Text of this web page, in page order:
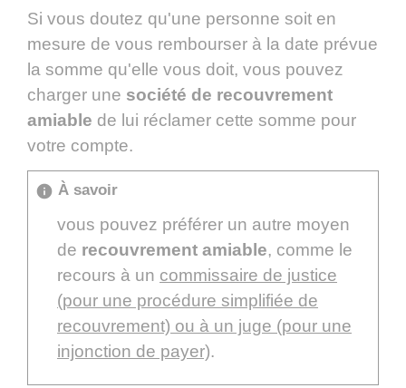
Si vous doutez qu'une personne soit en
mesure de vous rembourser à la date prévue
la somme qu'elle vous doit, vous pouvez
charger une société de recouvrement
amiable de lui réclamer cette somme pour
votre compte.
info À savoir
vous pouvez préférer un autre moyen
de recouvrement amiable, comme le
recours à un commissaire de justice
(pour une procédure simplifiée de
recouvrement) ou à un juge (pour une
injonction de payer).